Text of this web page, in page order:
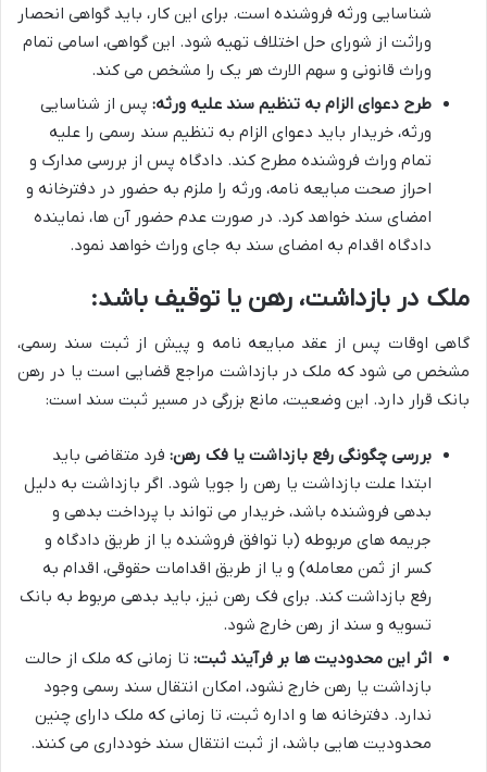
شناسایی ورثه فروشنده است. برای این کار، باید گواهی انحصار
وراثت از شورای حل اختلاف تهیه شود. این گواهی، اسامی تمام
وراث قانونی و سهم الارث هر یک را مشخص می کند.
طرح دعوای الزام به تنظیم سند علیه ورثه: پس از شناسایی
ورثه، خریدار باید دعوای الزام به تنظیم سند رسمی را علیه
تمام وراث فروشنده مطرح کند. دادگاه پس از بررسی مدارک و
احراز صحت مبایعه نامه، ورثه را ملزم به حضور در دفترخانه و
امضای سند خواهد کرد. در صورت عدم حضور آن ها، نماینده
دادگاه اقدام به امضای سند به جای وراث خواهد نمود.
ملک در بازداشت، رهن یا توقیف باشد:
گاهی اوقات پس از عقد مبایعه نامه و پیش از ثبت سند رسمی،
مشخص می شود که ملک در بازداشت مراجع قضایی است یا در رهن
بانک قرار دارد. این وضعیت، مانع بزرگی در مسیر ثبت سند است:
بررسی چگونگی رفع بازداشت یا فک رهن: فرد متقاضی باید
ابتدا علت بازداشت یا رهن را جویا شود. اگر بازداشت به دلیل
بدهی فروشنده باشد، خریدار می تواند با پرداخت بدهی و
جریمه های مربوطه (با توافق فروشنده یا از طریق دادگاه و
کسر از ثمن معامله) و یا از طریق اقدامات حقوقی، اقدام به
رفع بازداشت کند. برای فک رهن نیز، باید بدهی مربوط به بانک
تسویه و سند از رهن خارج شود.
اثر این محدودیت ها بر فرآیند ثبت: تا زمانی که ملک از حالت
بازداشت یا رهن خارج نشود، امکان انتقال سند رسمی وجود
ندارد. دفترخانه ها و اداره ثبت، تا زمانی که ملک دارای چنین
محدودیت هایی باشد، از ثبت انتقال سند خودداری می کنند.